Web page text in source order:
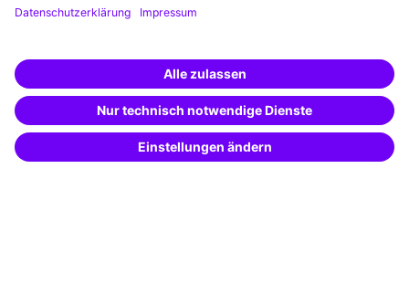
Besondere Angebote
Potenzialanalyse
Transfercoaching
Weiterbildung finden -
mit KI-Power!
Beschreibe was du suchst und erhalte
passende Weiterbildungen vomKI-Berater
– schnell und treffsicher.